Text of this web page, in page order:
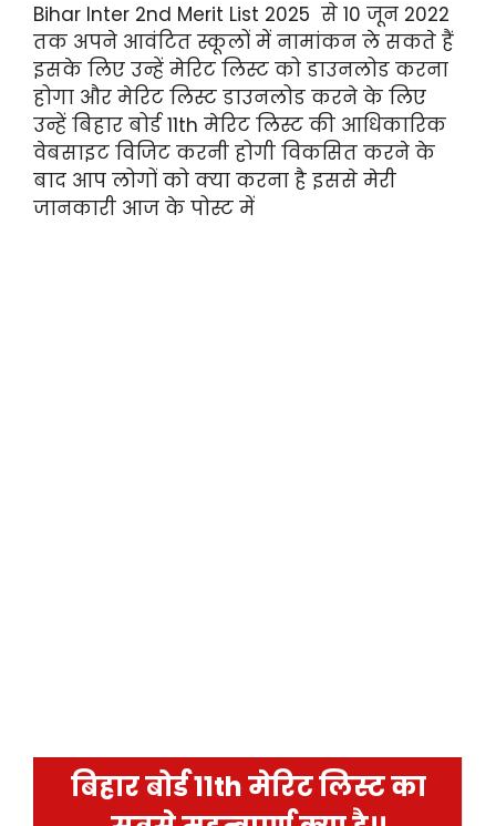
Bihar Inter 2nd Merit List 2025 से 10 जून 2022
तक अपने आवंटित स्कूलों में नामांकन ले सकते हैं
इसके लिए उन्हें मेरिट लिस्ट को डाउनलोड करना
होगा और मेरिट लिस्ट डाउनलोड करने के लिए
उन्हें बिहार बोर्ड 11th मेरिट लिस्ट की आधिकारिक
वेबसाइट विजिट करनी होगी विकसित करने के
बाद आप लोगों को क्या करना है इससे मेरी
जानकारी आज के पोस्ट में
बिहार बोर्ड 11th मेरिट लिस्ट का